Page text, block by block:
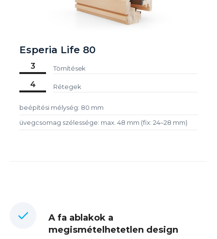
Esperia Life 80
3 Tömítések
4 Rétegek
beépítési mélység: 80 mm
üvegcsomag szélessége: max. 48 mm (fix: 24–28 mm)
A fa ablakok a
megismételhetetlen design